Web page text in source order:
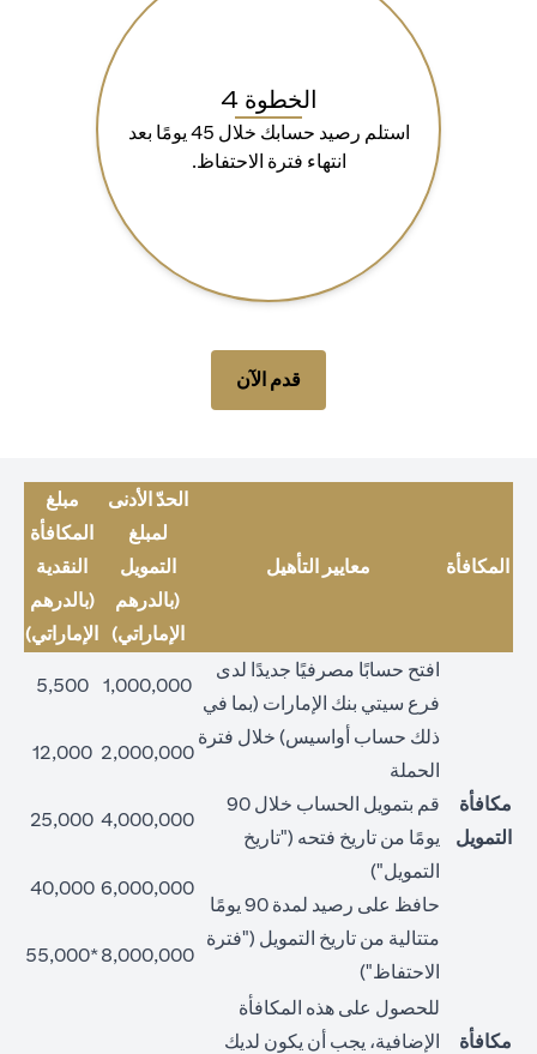
الخطوة 4
استلم رصيد حسابك خلال 45 يومًا بعد
انتهاء فترة الاحتفاظ.
قدم الآن
المكافأة معايير التأهيل
الحدّ الأدنى
لمبلغ
التمويل
(بالدرهم
الإماراتي)
مبلغ
المكافأة
النقدية
(بالدرهم
الإماراتي)
مكافأة
التمويل
افتح حسابًا مصرفيًا جديدًا لدى
فرع سيتي بنك الإمارات (بما في
ذلك حساب أواسيس) خلال فترة
الحملة
قم بتمويل الحساب خلال 90
يومًا من تاريخ فتحه ("تاريخ
التمويل")
حافظ على رصيد لمدة 90 يومًا
متتالية من تاريخ التمويل ("فترة
الاحتفاظ")
1,000,000
5,500
2,000,000
12,000
4,000,000
25,000
6,000,000
40,000
8,000,000
*55,000
مكافأة
للحصول على هذه المكافأة
الإضافية، يجب أن يكون لديك